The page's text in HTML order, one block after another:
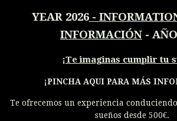
YEAR 2026-
INFORMACIÓN -
¡Te imaginas cumplir tu
¡PINCHA AQUI PARA MÁS
Te ofrecemos un experiencia
sueños desde 500€.